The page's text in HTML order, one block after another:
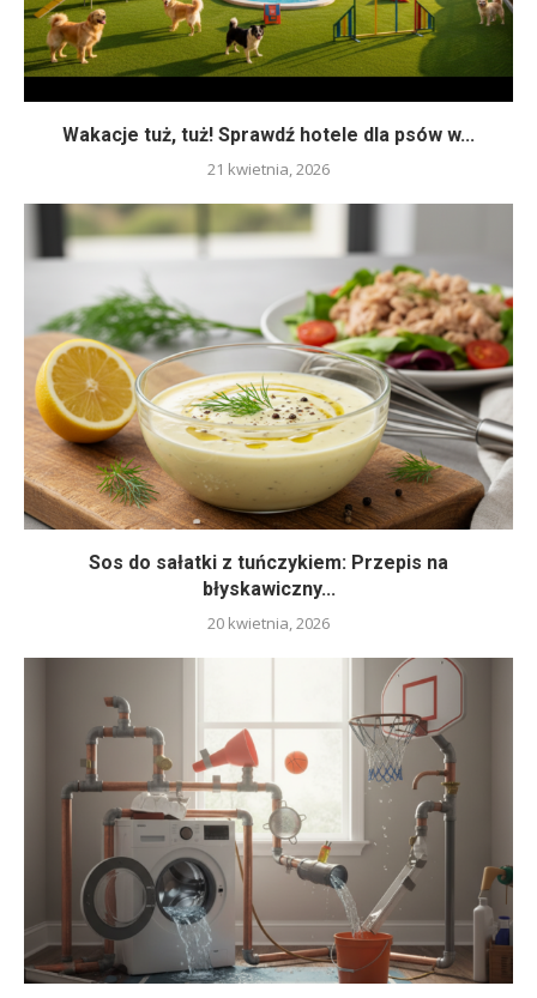
Wakacje tuż, tuż! Sprawdź hotele dla psów w...
21 kwietnia, 2026
Sos do sałatki z tuńczykiem: Przepis na
błyskawiczny...
20 kwietnia, 2026